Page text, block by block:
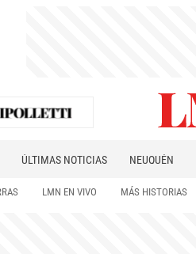
ÚLTIMAS NOTICIAS NEUQUÉN
LMN EN VIVO MÁS HISTORIAS